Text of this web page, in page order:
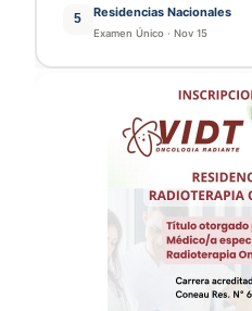
5 Residencias Nacionales
Examen Único · Nov 15